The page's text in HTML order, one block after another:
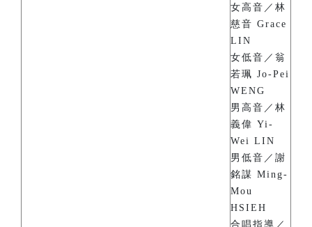
女高音／林
慈音 Grace
LIN
女低音／翁
若珮 Jo-Pei
WENG
男高音／林
義偉 Yi-
Wei LIN
男低音／謝
銘謀 Ming-
Mou
HSIEH
合唱指導／